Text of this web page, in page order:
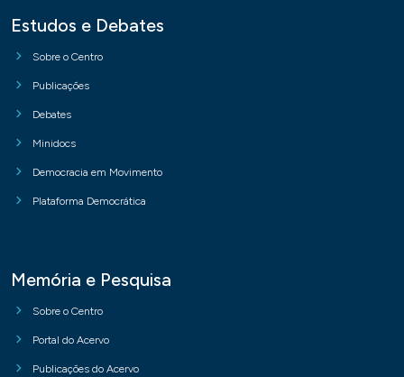
Estudos e Debates
Sobre o Centro
Publicações
Debates
Minidocs
Democracia em Movimento
Plataforma Democrática
Memória e Pesquisa
Sobre o Centro
Portal do Acervo
Publicações do Acervo